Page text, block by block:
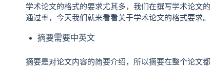
学术论文的格式的要求尤其多，我们在撰写学术论文
通过率，今天我们就来看看关于学术论文的格式要求。
摘要需要中英文
摘要是对论文内容的简要介绍，所以摘要在整个论文